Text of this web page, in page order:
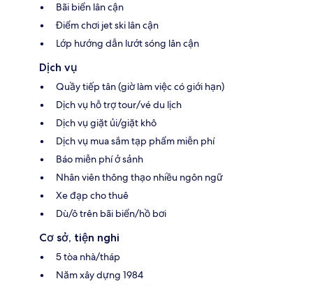
Bãi biển lân cận
Điểm chơi jet ski lân cận
Lớp hướng dẫn lướt sóng lân cận
Dịch vụ
Quầy tiếp tân (giờ làm việc có giới hạn)
Dịch vụ hỗ trợ tour/vé du lịch
Dịch vụ giặt ủi/giặt khô
Dịch vụ mua sắm tạp phẩm miễn phí
Báo miễn phí ở sảnh
Nhân viên thông thạo nhiều ngôn ngữ
Xe đạp cho thuê
Dù/ô trên bãi biển/hồ bơi
Cơ sở, tiện nghi
5 tòa nhà/tháp
Năm xây dựng 1984